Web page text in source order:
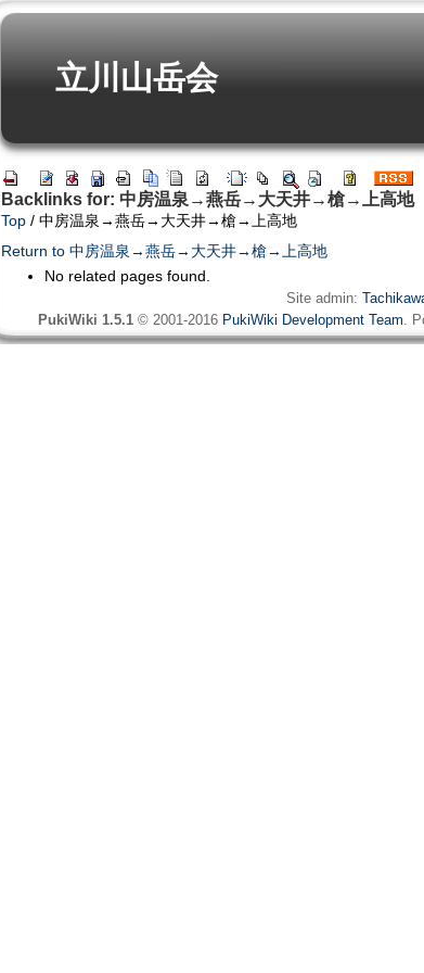
立川山岳会
Backlinks for: 中房温泉→燕岳→大天井→槍→上高地
Top / 中房温泉→燕岳→大天井→槍→上高地
Return to 中房温泉→燕岳→大天井→槍→上高地
No related pages found.
Site admin:
PukiWiki 1.5.1 © 2001-2016 PukiWiki Development Team.